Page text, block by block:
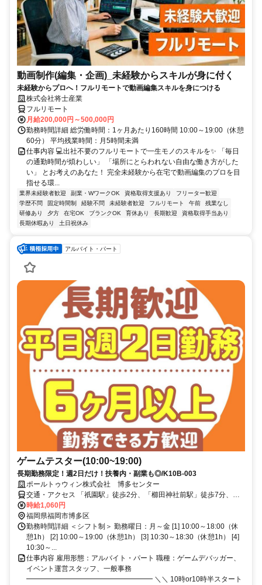
動画制作(編集・企画)_未経験からスキルが身に付く
未経験からプロへ！フルリモートで動画編集スキルを身につける
株式会社将士産業
フルリモート
月給200,000円～500,000円
勤務時間詳細 総労働時間：1ヶ月あたり160時間 10:00～19:00（休憩
60分） 平均残業時間：月5時間未満
仕事内容 💻出社不要のフルリモートで一生モノのスキルを✨ 「毎日
の通勤時間が煩わしい」 「場所にとらわれない自由な働き方がした
い」 とお考えのあなた！ 完全未経験から在宅で動画編集のプロを目
指せる環...
業界未経験者歓迎 副業・WワークOK 資格取得支援あり
フリーター歓迎
学歴不問
固定時間制 経験不問 未経験者歓迎 フルリモート 午前
残業なし
研修あり
夕方 在宅OK ブランクOK 育休あり 長期歓迎
資格取得手当あり
長期休暇あり
土日祝休み
アルバイト・パート
ゲームテスター(10:00~19:00)
長期勤務限定！週2日だけ！扶養内・副業も◎/K10B-003
ポールトゥウィン株式会社 博多センター
交通・アクセス 「祇園駅」徒歩2分、「櫛田神社前駅」徒歩7分、
「博多駅」徒歩8分
時給1,060円
福岡県福岡市博多区
勤務時間詳細 ＜シフト制＞ 勤務曜日：月～金 [1] 10:00～18:00（休
憩1h） [2] 10:00～19:00（休憩1h） [3] 10:30～18:30（休憩1h） [4]
10:30～...
仕事内容 雇用形態：アルバイト・パート 職種：ゲームデバッガー、
イベント運営スタッフ、一般事務
━━━━━━━━━━━━━━━━━━ ＼＼ 10時or10時半スタート